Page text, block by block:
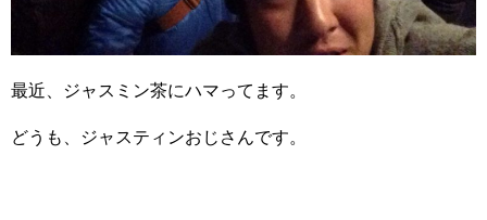
最近、ジャスミン茶にハマってます。
どうも、ジャスティンおじさんです。